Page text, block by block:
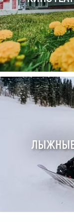
ЛЫЖНЫЕ